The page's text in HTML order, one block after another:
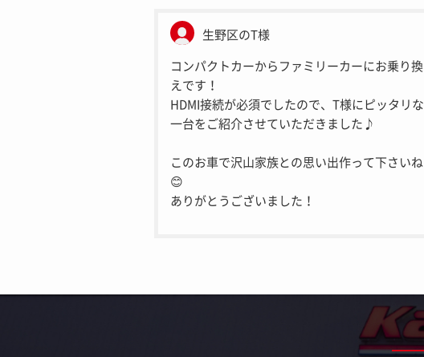
生野区のT様
コンパクトカーからファミリーカーにお乗り換
えです！
HDMI接続が必須でしたので、T様にピッタリな
一台をご紹介させていただきました♪
このお車で沢山家族との思い出作って下さいね
😊
ありがとうございました！